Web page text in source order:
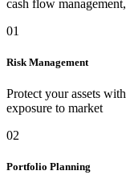
cash flow
01
Risk Management
Protect your assets
exposure to market
02
Portfolio Planning